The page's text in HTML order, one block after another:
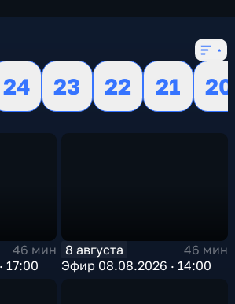
24 23 22 21
20
46 мин
17:00
8 августа
46 мин
Эфир 08.08.2026 · 14:00